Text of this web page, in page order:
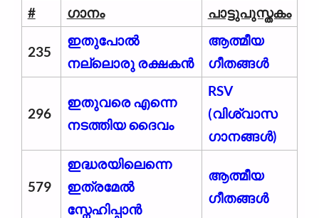
# ഗാനം പാട്ടുപുസ്തകം
235
ഇതുപോൽ
നല്ലൊരു രക്ഷകൻ
ആത്മീയ
ഗീതങ്ങൾ
296
ഇതുവരെ എന്നെ
നടത്തിയ ദൈവം
RSV
(വിശ്വാസ
ഗാനങ്ങള്‍)
579
ഇദ്ധരയിലെന്നെ
ഇത്രമേൽ
സ്നേഹിപ്പാൻ
ആത്മീയ
ഗീതങ്ങൾ